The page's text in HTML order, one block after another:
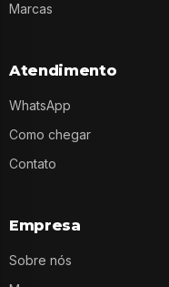
Marcas
Atendimento
WhatsApp
Como chegar
Contato
Empresa
Sobre nós